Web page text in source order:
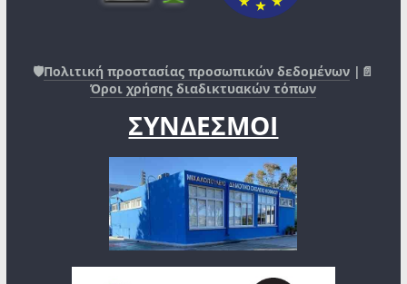
🛡️Πολιτική προστασίας προσωπικών δεδομένων |📄
Όροι χρήσης διαδικτυακών τόπων
ΣΥΝΔΕΣΜΟΙ